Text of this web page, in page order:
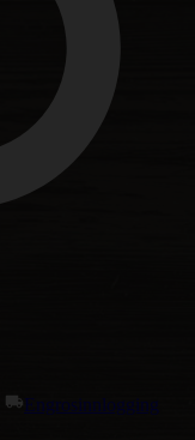
Engrosinnlogging